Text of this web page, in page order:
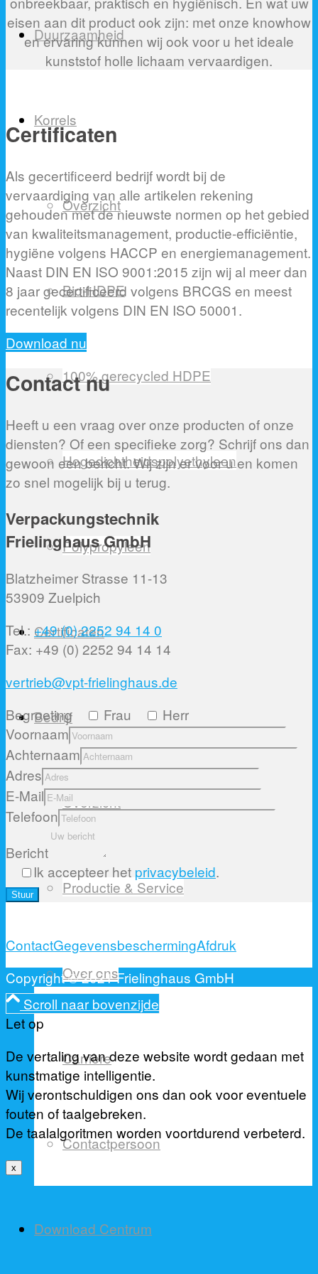
Duurzaamheid
Korrels
Overzicht
Bio-HDPE
100% gerecycled HDPE
Hogedichtheidspolyethyleen
Polypropyleen
Certificaten
Bedrijf
Overzicht
Productie & Service
Over ons
Carrière
Contactpersoon
Download Centrum
eisen aan dit product ook zijn: met onze knowhow
en ervaring kunnen wij ook voor u het ideale
kunststof holle lichaam vervaardigen.
Certificaten
Als gecertificeerd bedrijf wordt bij de
vervaardiging van alle artikelen rekening
gehouden met de nieuwste normen op het gebied
van kwaliteitsmanagement, productie-efficiëntie,
hygiëne volgens HACCP en energiemanagement.
Naast DIN EN ISO 9001:2015 zijn wij al meer dan
8 jaar gecertificeerd volgens BRCGS en meest
recentelijk volgens DIN EN ISO 50001.
Download nu
Contact nu
Heeft u een vraag over onze producten of onze
diensten? Of een specifieke zorg? Schrijf ons dan
gewoon een bericht. Wij zijn er voor u en komen
zo snel mogelijk bij u terug.
Verpackungstechnik
Frielinghaus GmbH
Blatzheimer Strasse 11-13
53909 Zuelpich
Tel.: +49 (0) 2252 94 14 0
Fax: +49 (0) 2252 94 14 14
vertrieb@vpt-frielinghaus.de
Begroeting
Frau
Herr
Voornaam
Achternaam
Adres
E-Mail
Telefoon
Bericht
Ik accepteer het privacybeleid.
Please
field
empty.
ContactGegevensbeschermingAfdruk
Copyright © 2021 Frielinghaus GmbH
Scroll naar bovenzijde
Let op
De vertaling van deze website wordt gedaan met
kunstmatige intelligentie.
Wij verontschuldigen ons dan ook voor eventuele
fouten of taalgebreken.
De taalalgoritmen worden voortdurend verbeterd.
x